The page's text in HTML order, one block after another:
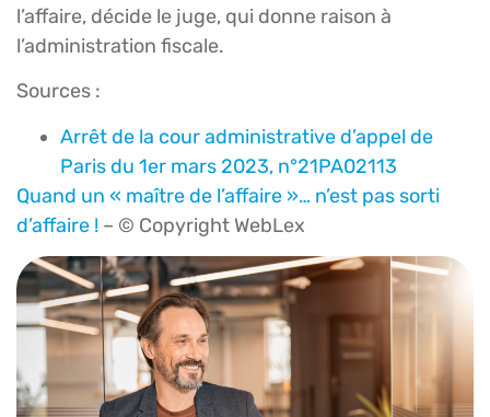
l’affaire, décide le juge, qui donne raison à
l’administration fiscale.
Sources :
Arrêt de la cour administrative d’appel de
Paris du 1er mars 2023, n°21PA02113
Quand un « maître de l’affaire »… n’est pas sorti
d’affaire ! – © Copyright WebLex